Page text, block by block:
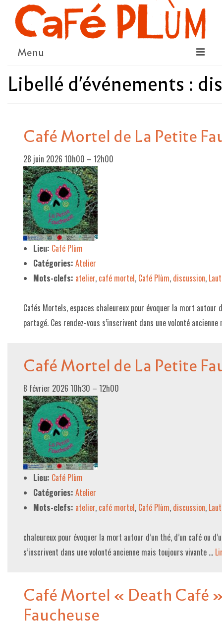
Menu
LE PROJET
NOUS SOUTENIR
LE PROGRAMME
DÉTAIL DES ÉVÉNEMENTS
LA SAISON CULTURELLE
AMI·ES ARTISTES
LE PROJET DE TERRITOIRE
LE CAFÉ/RESTO
LES FORMULES
LA CARTE
NOS FOURNISSEUR·EUSE·S
UNE LIBRAIRIE INDÉPENDANTE
COMMANDER UN LIVRE
LES EXPOSITIONS
INFOS & ACCESSIBILITÉ
Libellé d'événements :
Café Mortel de La Petite
28 juin 2026 10h00 – 12h00
Lieu: Café Plùm
Catégories: Atelier
Mots-clefs: atelier, café mortel, Café Plùm, discussion,
Cafés Mortels, espaces chaleureux pour évoquer la mort autour
partagé. Ces rendez-vous s’inscrivent dans une volonté
Café Mortel de La Petite
8 février 2026 10h30 – 12h00
Lieu: Café Plùm
Catégories: Atelier
Mots-clefs: atelier, café mortel, Café Plùm, discussion,
chaleureux pour évoquer la mort autour d’un thé, d’un café ou
s’inscrivent dans une volonté ancienne mais toujours vivante …
Café Mortel « Death Café
Faucheuse